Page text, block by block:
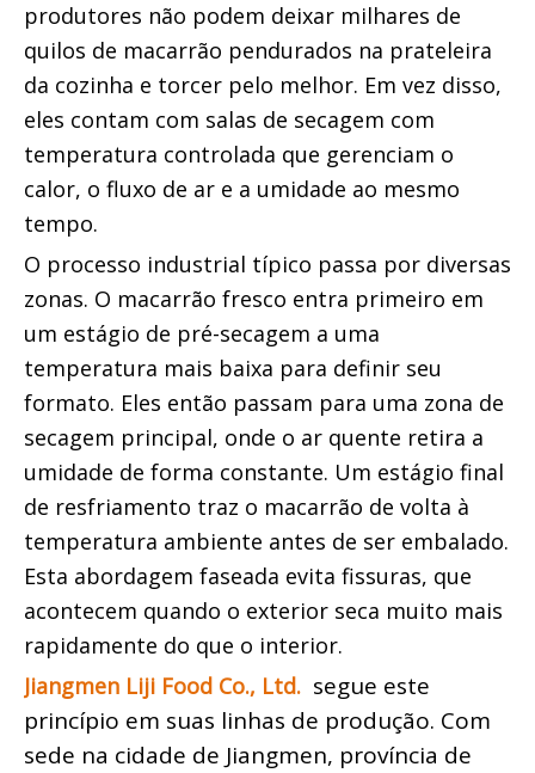
produtores não podem deixar milhares de
quilos de macarrão pendurados na prateleira
da cozinha e torcer pelo melhor. Em vez disso,
eles contam com salas de secagem com
temperatura controlada que gerenciam o
calor, o fluxo de ar e a umidade ao mesmo
tempo.
O processo industrial típico passa por diversas
zonas. O macarrão fresco entra primeiro em
um estágio de pré-secagem a uma
temperatura mais baixa para definir seu
formato. Eles então passam para uma zona de
secagem principal, onde o ar quente retira a
umidade de forma constante. Um estágio final
de resfriamento traz o macarrão de volta à
temperatura ambiente antes de ser embalado.
Esta abordagem faseada evita fissuras, que
acontecem quando o exterior seca muito mais
rapidamente do que o interior.
Jiangmen Liji Food Co., Ltd. segue este
princípio em suas linhas de produção. Com
sede na cidade de Jiangmen, província de